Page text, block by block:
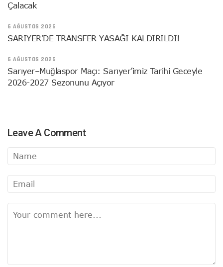
Çalacak
6 AĞUSTOS 2026
SARIYER’DE TRANSFER YASAĞI KALDIRILDI!
6 AĞUSTOS 2026
Sarıyer–Muğlaspor Maçı: Sarıyer’imiz Tarihi Geceyle
2026-2027 Sezonunu Açıyor
Leave A Comment